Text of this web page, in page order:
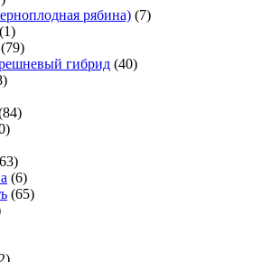
рябина) (7)
(1)
(79)
гибрид (40)
(6)
(65)